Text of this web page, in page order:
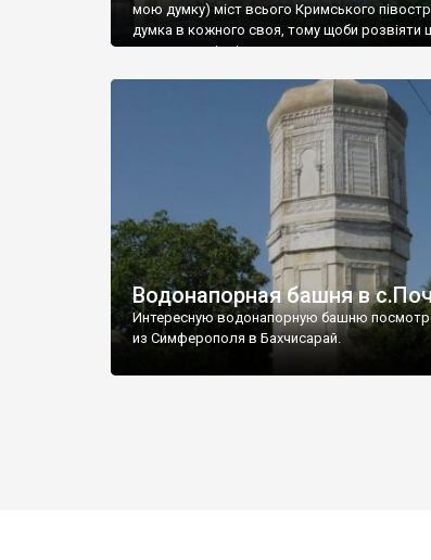
мою думку) міст всього Кримського
думка в кожного своя, тому щоби розвіяти
запрошую відвідати це
Водонапорная башня в
Интересную водонапорную башню
из Симферополя в Бахчисарай.